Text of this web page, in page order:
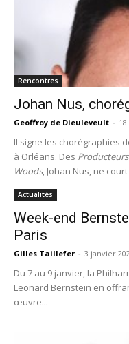
Rencontres
Johan Nus,
Geoffroy de Dieuleveult -
Il signe les chorégraphies
à Orléans. Des Producteurs
Woods, Johan Nus, ne
Actualités
Week-end
Paris
Gilles Taillefer - 3 janvier
Du 7 au 9 janvier, la
Leonard Bernstein en
œuvre...